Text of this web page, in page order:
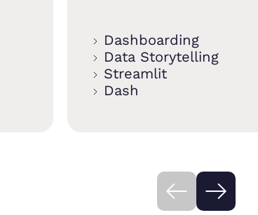
Dashboarding
Data Storytelling
Streamlit
Dash